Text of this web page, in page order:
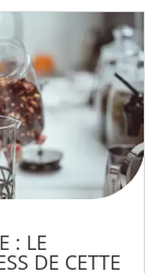
: LE
DE CETTE